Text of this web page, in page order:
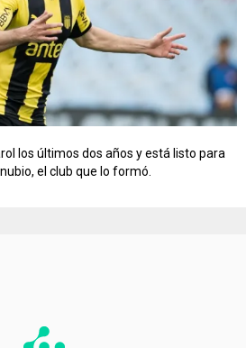
los últimos dos años y está listo para
el club que lo formó.